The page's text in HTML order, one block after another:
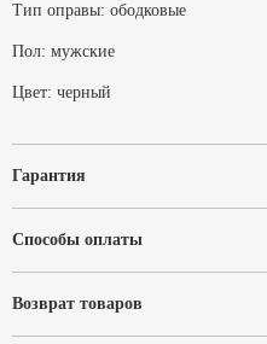
Тип оправы: ободковые
Пол: мужские
Цвет: черный
Гарантия
Способы оплаты
Возврат товаров